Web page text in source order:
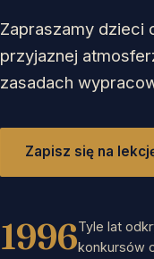
Zapraszamy dzieci
przyjaznej
zasadach
Zapisz się na
1996Tyle lat
konkursów